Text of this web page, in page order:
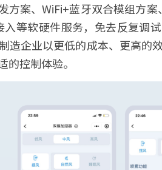
方案、WiFi+蓝牙双合模组方案
等软硬件服务，免去反复调
造企业以更低的成本、更高的
的控制体验。